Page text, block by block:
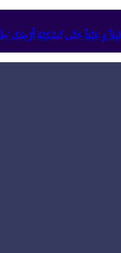
وَ عَیْناً حَتّى تُسْکِنَهُ أَرْضَک